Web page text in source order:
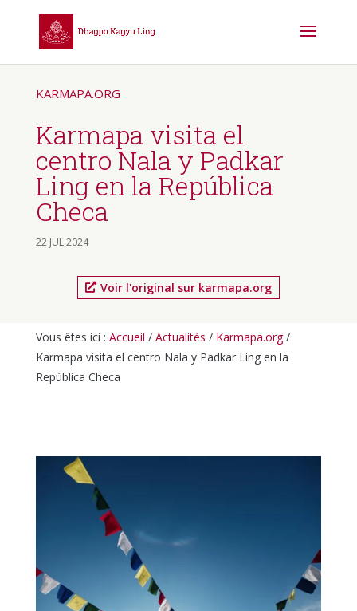
KARMAPA.ORG
Karmapa visita el
centro Nala y Padkar
Ling en la República
Checa
22 JUL 2024
Voir l'original sur karmapa.org
Vous êtes ici : Accueil / Actualités / Karmapa.org/
Karmapa visita el centro Nala y Padkar Ling en la
República Checa